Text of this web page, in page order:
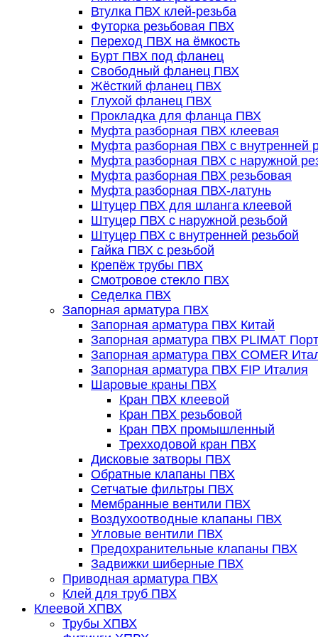
Втулка ПВХ клей-резьба
Футорка резьбовая ПВХ
Переход ПВХ на ёмкость
Бурт ПВХ под фланец
Свободный фланец ПВХ
Жёсткий фланец ПВХ
Глухой фланец ПВХ
Прокладка для фланца ПВХ
Муфта разборная ПВХ клеевая
Муфта разборная ПВХ с внутренней
Муфта разборная ПВХ с наружной
Муфта разборная ПВХ резьбовая
Муфта разборная ПВХ-латунь
Штуцер ПВХ для шланга клеевой
Штуцер ПВХ с наружной резьбой
Штуцер ПВХ с внутренней резьбой
Гайка ПВХ с резьбой
Крепёж трубы ПВХ
Смотровое стекло ПВХ
Седелка ПВХ
Запорная арматура ПВХ
Запорная арматура ПВХ Китай
Запорная арматура ПВХ PLIMAT
Запорная арматура ПВХ COMER
Запорная арматура ПВХ FIP Италия
Шаровые краны ПВХ
Кран ПВХ клеевой
Кран ПВХ резьбовой
Кран ПВХ промышленный
Трехходовой кран ПВХ
Дисковые затворы ПВХ
Обратные клапаны ПВХ
Сетчатые фильтры ПВХ
Мембранные вентили ПВХ
Воздухоотводные клапаны ПВХ
Угловые вентили ПВХ
Предохранительные клапаны ПВХ
Задвижки шиберные ПВХ
Приводная арматура ПВХ
Клей для труб ПВХ
Клеевой ХПВХ
Трубы ХПВХ